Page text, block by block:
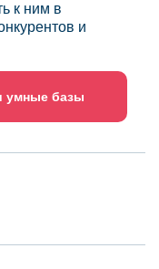
к ним в
и
умные базы